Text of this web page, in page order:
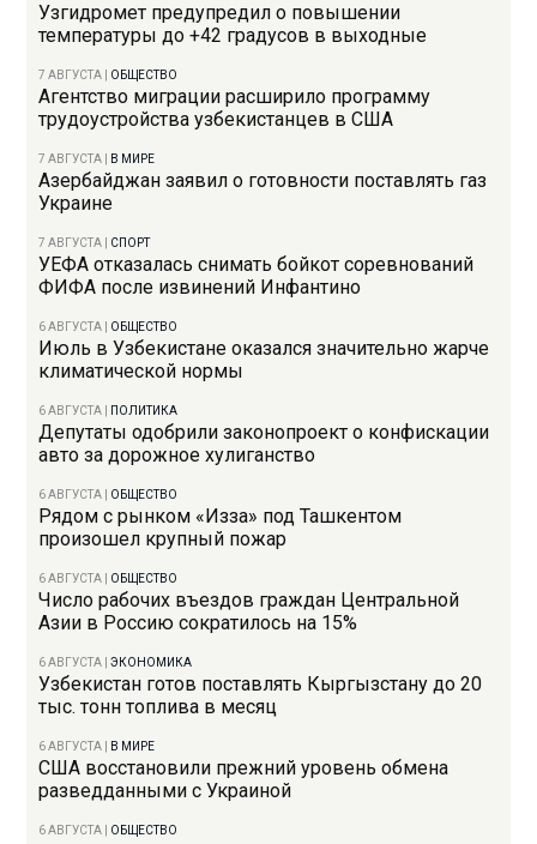
Узгидромет предупредил о повышении
температуры до +42 градусов в выходные
7 АВГУСТА ОБЩЕСТВО
Агентство миграции расширило программу
трудоустройства узбекистанцев в США
7 АВГУСТА В МИРЕ
Азербайджан заявил о готовности поставлять газ
Украине
7 АВГУСТА СПОРТ
УЕФА отказалась снимать бойкот соревнований
ФИФА после извинений Инфантино
6 АВГУСТА ОБЩЕСТВО
Июль в Узбекистане оказался значительно жарче
климатической нормы
6 АВГУСТА ПОЛИТИКА
Депутаты одобрили законопроект о конфискации
авто за дорожное хулиганство
6 АВГУСТА ОБЩЕСТВО
Рядом с рынком «Изза» под Ташкентом
произошел крупный пожар
6 АВГУСТА ОБЩЕСТВО
Число рабочих въездов граждан Центральной
Азии в Россию сократилось на 15%
6 АВГУСТА |ЭКОНОМИКА
Узбекистан готов поставлять Кыргызстану до 20
тыс. тонн топлива в месяц
6 АВГУСТА В МИРЕ
США восстановили прежний уровень обмена
разведданными с Украиной
6 АВГУСТА ОБЩЕСТВО